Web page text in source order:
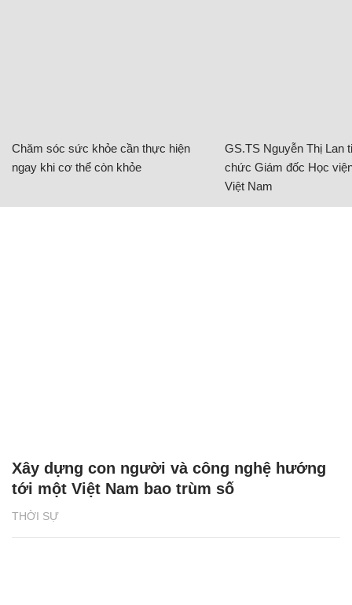
Chăm sóc sức khỏe cần thực hiện
ngay khi cơ thể còn khỏe
GS.TS Nguyễn Thị Lan
chức Giám đốc Học
Việt Nam
THỜI SỰ
Xây dựng con người và công nghệ hướng
tới một Việt Nam bao trùm số